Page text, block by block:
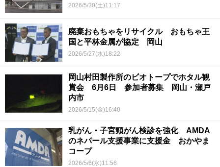
2026/5/30(土)11:17
廃棄おもちゃをリサイクル おもちゃ王
国と平林金属が協定 岡山
2026/5/27(水)18:22
岡山村田製作所のビオトープでホタル観
賞会 6月6日 参加者募集 岡山・瀬戸
内市
2026/5/15(金)16:40
乳がん・子宮頸がん検診を強化 AMDA
のネパール支援事業に支援金 おかやま
コープ
2026/5/6(水)11:56